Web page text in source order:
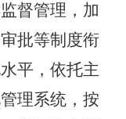
督管理，加
批等制度衔
平，依托主
理系统，按